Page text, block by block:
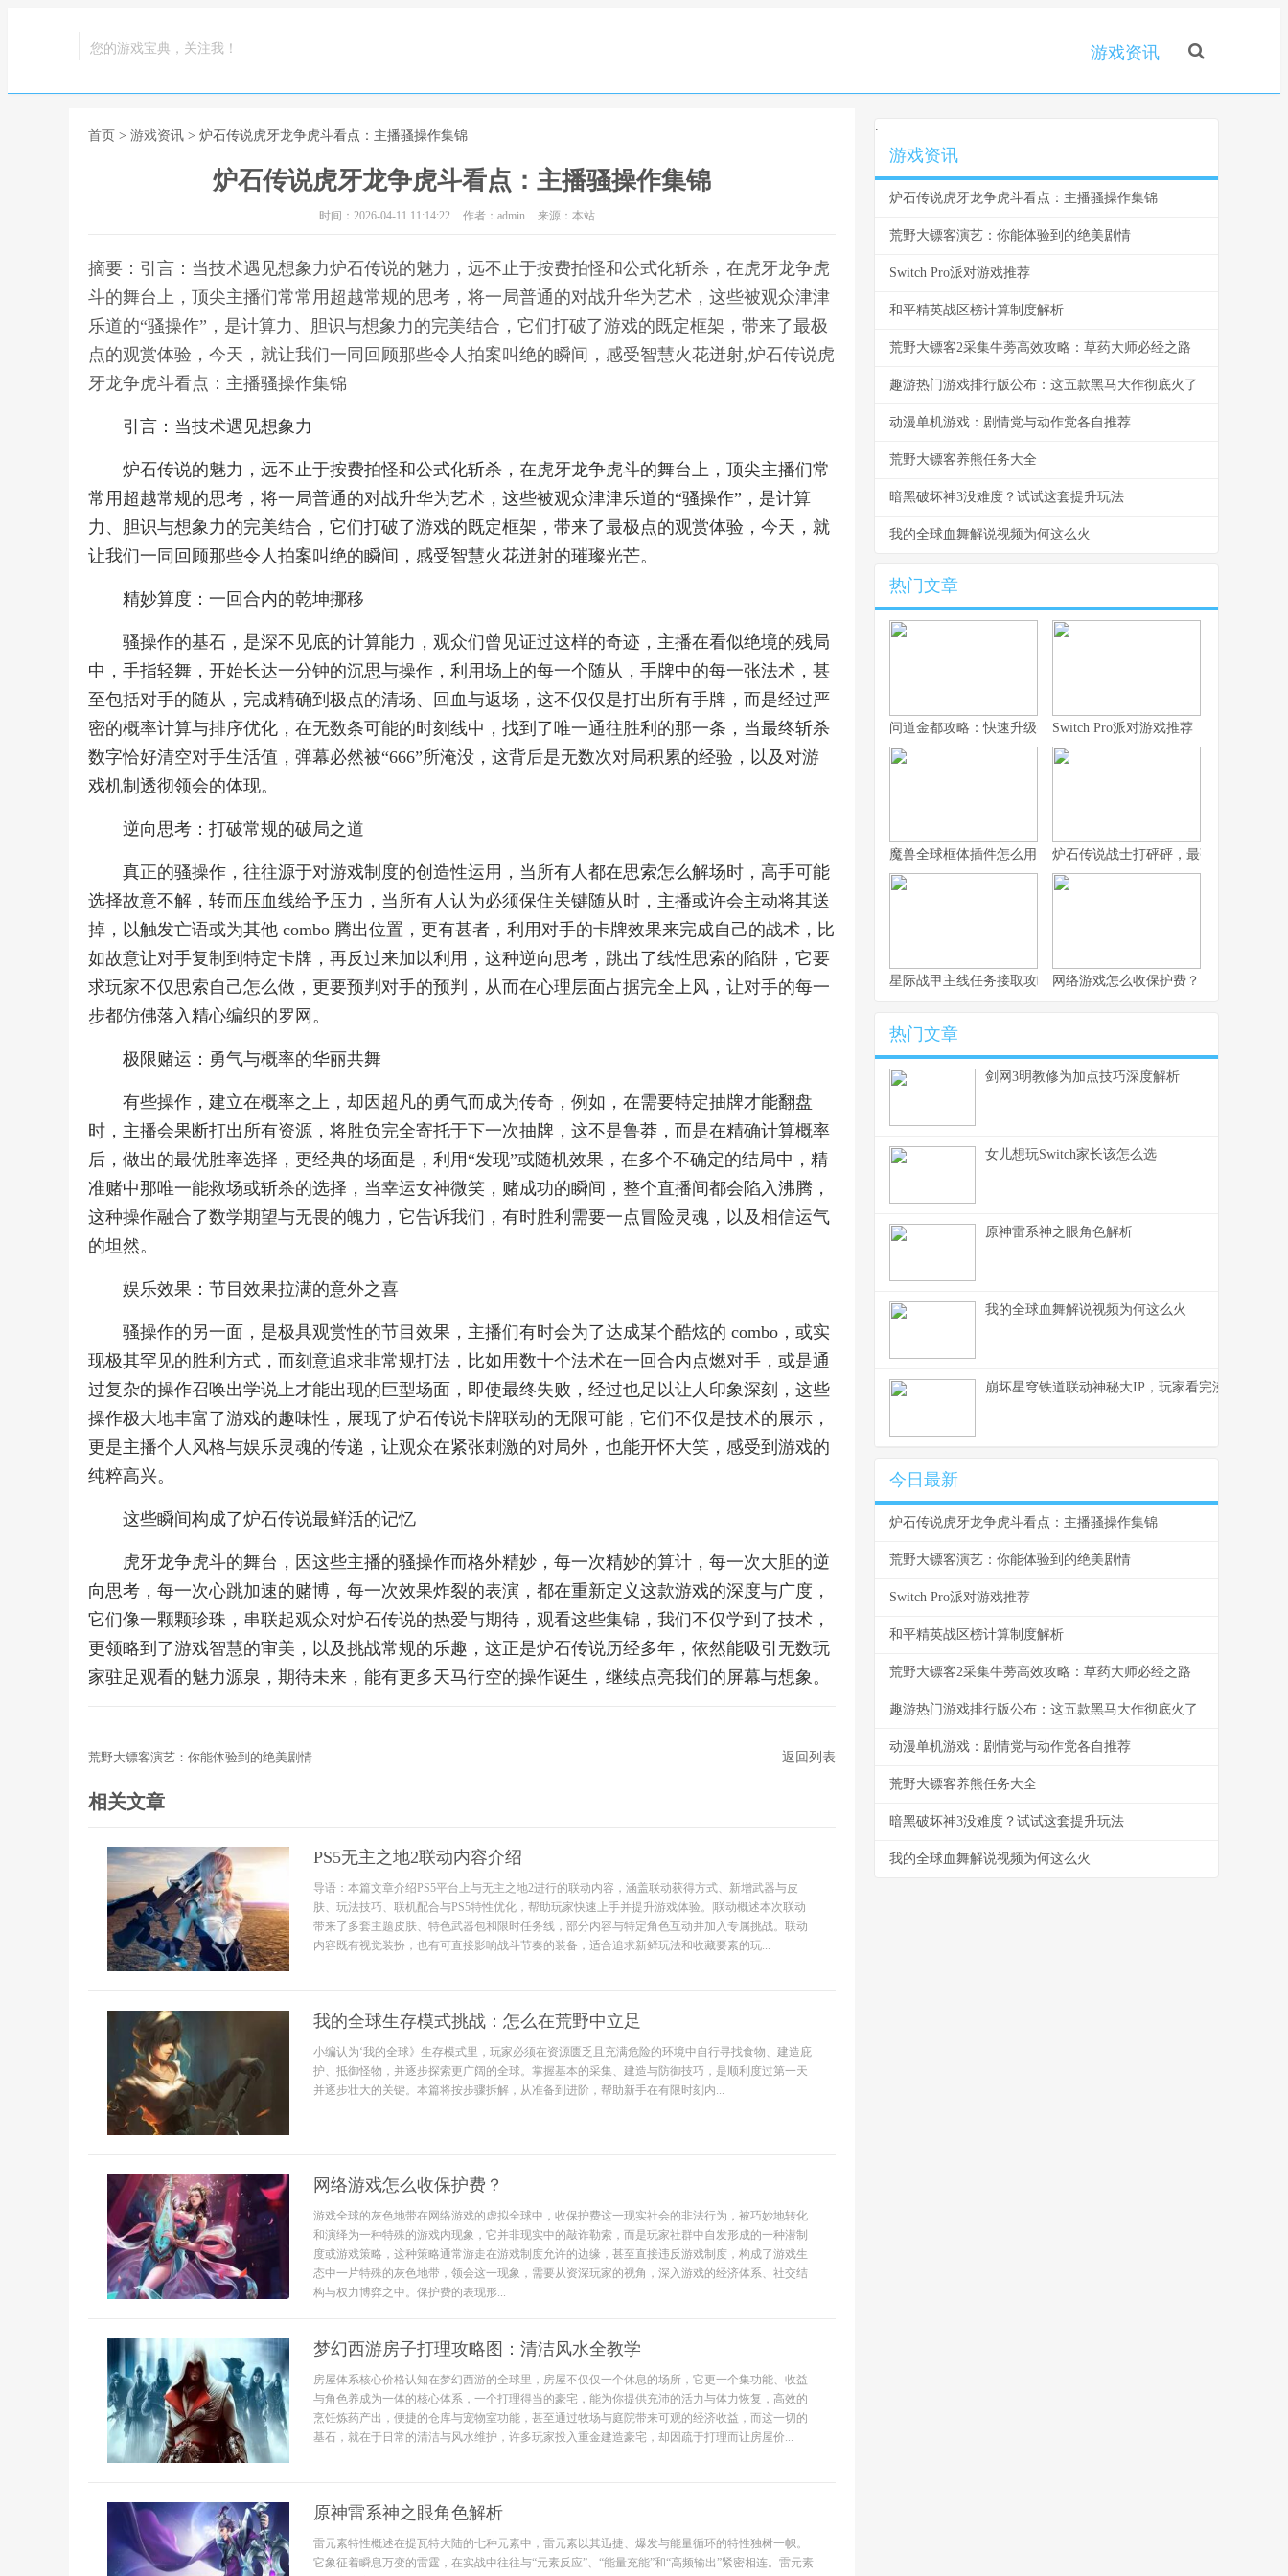
您的游戏宝典，关注我！ 游戏资讯
首页 > 游戏资讯 > 炉石传说虎牙龙争虎斗看点：主播骚操作集锦
炉石传说虎牙龙争虎斗看点：主播骚操作集锦
时间：2026-04-11 11:14:22 作者：admin 来源：本站
摘要：引言：当技术遇见想象力炉石传说的魅力，远不止于按费拍怪和公式化斩杀，在虎牙龙争虎
斗的舞台上，顶尖主播们常常用超越常规的思考，将一局普通的对战升华为艺术，这些被观众津津
乐道的“骚操作”，是计算力、胆识与想象力的完美结合，它们打破了游戏的既定框架，带来了最极
点的观赏体验，今天，就让我们一同回顾那些令人拍案叫绝的瞬间，感受智慧火花迸射,炉石传说虎
牙龙争虎斗看点：主播骚操作集锦
引言：当技术遇见想象力
炉石传说的魅力，远不止于按费拍怪和公式化斩杀，在虎牙龙争虎斗的舞台上，顶尖主播们常
常用超越常规的思考，将一局普通的对战升华为艺术，这些被观众津津乐道的“骚操作”，是计算
力、胆识与想象力的完美结合，它们打破了游戏的既定框架，带来了最极点的观赏体验，今天，就
让我们一同回顾那些令人拍案叫绝的瞬间，感受智慧火花迸射的璀璨光芒。
精妙算度：一回合内的乾坤挪移
骚操作的基石，是深不见底的计算能力，观众们曾见证过这样的奇迹，主播在看似绝境的残局
中，手指轻舞，开始长达一分钟的沉思与操作，利用场上的每一个随从，手牌中的每一张法术，甚
至包括对手的随从，完成精确到极点的清场、回血与返场，这不仅仅是打出所有手牌，而是经过严
密的概率计算与排序优化，在无数条可能的时刻线中，找到了唯一通往胜利的那一条，当最终斩杀
数字恰好清空对手生活值，弹幕必然被“666”所淹没，这背后是无数次对局积累的经验，以及对游
戏机制透彻领会的体现。
逆向思考：打破常规的破局之道
真正的骚操作，往往源于对游戏制度的创造性运用，当所有人都在思索怎么解场时，高手可能
选择故意不解，转而压血线给予压力，当所有人认为必须保住关键随从时，主播或许会主动将其送
掉，以触发亡语或为其他 combo 腾出位置，更有甚者，利用对手的卡牌效果来完成自己的战术，比
如故意让对手复制到特定卡牌，再反过来加以利用，这种逆向思考，跳出了线性思索的陷阱，它要
求玩家不仅思索自己怎么做，更要预判对手的预判，从而在心理层面占据完全上风，让对手的每一
步都仿佛落入精心编织的罗网。
极限赌运：勇气与概率的华丽共舞
有些操作，建立在概率之上，却因超凡的勇气而成为传奇，例如，在需要特定抽牌才能翻盘
时，主播会果断打出所有资源，将胜负完全寄托于下一次抽牌，这不是鲁莽，而是在精确计算概率
后，做出的最优胜率选择，更经典的场面是，利用“发现”或随机效果，在多个不确定的结局中，精
准赌中那唯一能救场或斩杀的选择，当幸运女神微笑，赌成功的瞬间，整个直播间都会陷入沸腾，
这种操作融合了数学期望与无畏的魄力，它告诉我们，有时胜利需要一点冒险灵魂，以及相信运气
的坦然。
娱乐效果：节目效果拉满的意外之喜
骚操作的另一面，是极具观赏性的节目效果，主播们有时会为了达成某个酷炫的 combo，或实
现极其罕见的胜利方式，而刻意追求非常规打法，比如用数十个法术在一回合内点燃对手，或是通
过复杂的操作召唤出学说上才能出现的巨型场面，即使最终失败，经过也足以让人印象深刻，这些
操作极大地丰富了游戏的趣味性，展现了炉石传说卡牌联动的无限可能，它们不仅是技术的展示，
更是主播个人风格与娱乐灵魂的传递，让观众在紧张刺激的对局外，也能开怀大笑，感受到游戏的
纯粹高兴。
这些瞬间构成了炉石传说最鲜活的记忆
虎牙龙争虎斗的舞台，因这些主播的骚操作而格外精妙，每一次精妙的算计，每一次大胆的逆
向思考，每一次心跳加速的赌博，每一次效果炸裂的表演，都在重新定义这款游戏的深度与广度，
它们像一颗颗珍珠，串联起观众对炉石传说的热爱与期待，观看这些集锦，我们不仅学到了技术，
更领略到了游戏智慧的审美，以及挑战常规的乐趣，这正是炉石传说历经多年，依然能吸引无数玩
家驻足观看的魅力源泉，期待未来，能有更多天马行空的操作诞生，继续点亮我们的屏幕与想象。
荒野大镖客演艺：你能体验到的绝美剧情 返回列表
相关文章
PS5无主之地2联动内容介绍
导语：本篇文章介绍PS5平台上与无主之地2进行的联动内容，涵盖联动获得方式、新增武器与皮
肤、玩法技巧、联机配合与PS5特性优化，帮助玩家快速上手并提升游戏体验。|联动概述本次联动
带来了多套主题皮肤、特色武器包和限时任务线，部分内容与特定角色互动并加入专属挑战。联动
内容既有视觉装扮，也有可直接影响战斗节奏的装备，适合追求新鲜玩法和收藏要素的玩...
我的全球生存模式挑战：怎么在荒野中立足
小编认为‘我的全球》生存模式里，玩家必须在资源匮乏且充满危险的环境中自行寻找食物、建造庇
护、抵御怪物，并逐步探索更广阔的全球。掌握基本的采集、建造与防御技巧，是顺利度过第一天
并逐步壮大的关键。本篇将按步骤拆解，从准备到进阶，帮助新手在有限时刻内...
网络游戏怎么收保护费？
游戏全球的灰色地带在网络游戏的虚拟全球中，收保护费这一现实社会的非法行为，被巧妙地转化
和演绎为一种特殊的游戏内现象，它并非现实中的敲诈勒索，而是玩家社群中自发形成的一种潜制
度或游戏策略，这种策略通常游走在游戏制度允许的边缘，甚至直接违反游戏制度，构成了游戏生
态中一片特殊的灰色地带，领会这一现象，需要从资深玩家的视角，深入游戏的经济体系、社交结
构与权力博弈之中。保护费的表现形...
梦幻西游房子打理攻略图：清洁风水全教学
房屋体系核心价格认知在梦幻西游的全球里，房屋不仅仅一个休息的场所，它更一个集功能、收益
与角色养成为一体的核心体系，一个打理得当的豪宅，能为你提供充沛的活力与体力恢复，高效的
烹饪炼药产出，便捷的仓库与宠物室功能，甚至通过牧场与庭院带来可观的经济收益，而这一切的
基石，就在于日常的清洁与风水维护，许多玩家投入重金建造豪宅，却因疏于打理而让房屋价...
原神雷系神之眼角色解析
雷元素特性概述在提瓦特大陆的七种元素中，雷元素以其迅捷、爆发与能量循环的特性独树一帜。
它象征着瞬息万变的雷霆，在实战中往往与“元素反应”、“能量充能”和“高频输出”紧密相连。雷元素
.
游戏资讯
炉石传说虎牙龙争虎斗看点：主播骚操作集锦
荒野大镖客演艺：你能体验到的绝美剧情
Switch Pro派对游戏推荐
和平精英战区榜计算制度解析
荒野大镖客2采集牛蒡高效攻略：草药大师必经之路
趣游热门游戏排行版公布：这五款黑马大作彻底火了
动漫单机游戏：剧情党与动作党各自推荐
荒野大镖客养熊任务大全
暗黑破坏神3没难度？试试这套提升玩法
我的全球血舞解说视频为何这么火
热门文章
问道金都攻略：快速升级实用技巧Switch Pro派对游戏推荐
魔兽全球框体插件怎么用？从安装到配置炉石传说战士打砰砰，最强战术揭秘
星际战甲主线任务接取攻略 网络游戏怎么收保护费？
热门文章
剑网3明教修为加点技巧深度解析
女儿想玩Switch家长该怎么选
原神雷系神之眼角色解析
我的全球血舞解说视频为何这么火
崩坏星穹铁道联动神秘大IP，玩家看完沸腾了！
今日最新
炉石传说虎牙龙争虎斗看点：主播骚操作集锦
荒野大镖客演艺：你能体验到的绝美剧情
Switch Pro派对游戏推荐
和平精英战区榜计算制度解析
荒野大镖客2采集牛蒡高效攻略：草药大师必经之路
趣游热门游戏排行版公布：这五款黑马大作彻底火了
动漫单机游戏：剧情党与动作党各自推荐
荒野大镖客养熊任务大全
暗黑破坏神3没难度？试试这套提升玩法
我的全球血舞解说视频为何这么火